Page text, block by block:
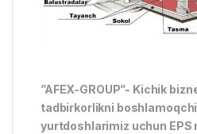
”AFEX-GROUP”- Kichik
tadbirkorlikni boshlamoqchi
yurtdoshlarimiz uchun EPS